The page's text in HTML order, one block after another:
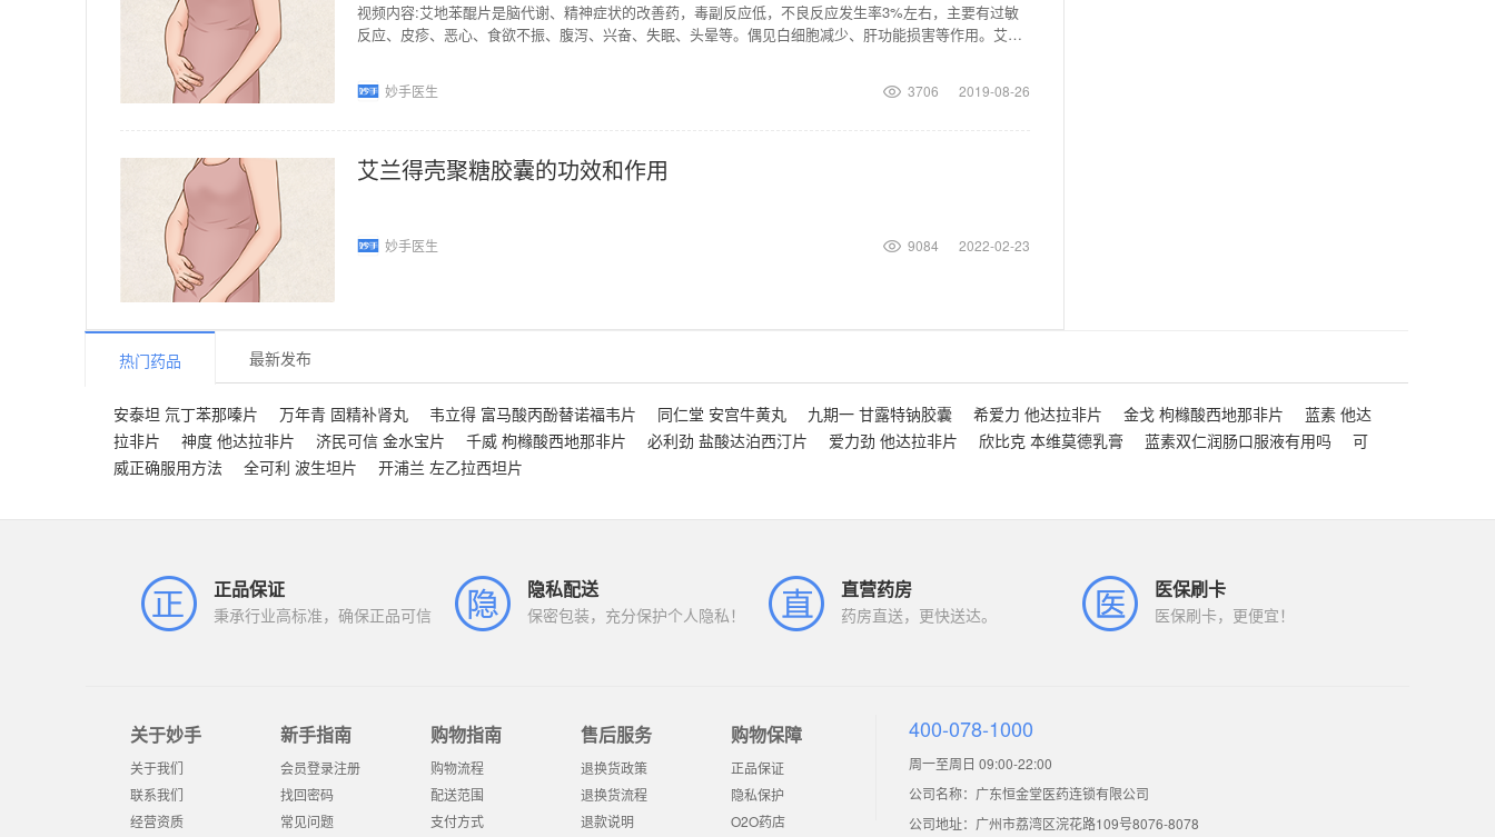
视频内容:艾地苯醌片是脑代谢、精神症状的改善药，毒副反应低，不良反应发生率3%左右，主要有过敏
反应、皮疹、恶心、食欲不振、腹泻、兴奋、失眠、头晕等。偶见白细胞减少、肝功能损害等作用。艾地
妙手医生 3706 2019-08-26
艾兰得壳聚糖胶囊的功效和作用
妙手医生 9084 2022-02-23
热门药品 最新发布
安泰坦 氘丁苯那嗪片 万年青 固精补肾丸 韦立得 富马酸丙酚替诺福韦片 同仁堂 安宫牛黄丸 九期一 甘露特钠胶囊 希爱力 他达拉非片 金戈 枸橼酸西地那非片
蓝素 他达
拉非片
神度 他达拉非片 济民可信 金水宝片 千威 枸橼酸西地那非片 必利劲 盐酸达泊西汀片 爱力劲 他达拉非片 欣比克 本维莫德乳膏 蓝素双仁润肠口服液有用吗
可
威正确服用方法
全可利 波生坦片 开浦兰 左乙拉西坦片
正品保证
秉承行业高标准，确保正品可信
隐私配送
保密包装，充分保护个人隐私！
直营药房
药房直送，更快送达。
医保刷卡
医保刷卡，更便宜！
关于妙手
关于我们
联系我们
经营资质
新手指南
会员登录注册
找回密码
常见问题
购物指南
购物流程
配送范围
支付方式
售后服务
退换货政策
退换货流程
退款说明
购物保障
正品保证
隐私保护
O2O药店
400-078-1000
周一至周日 09:00-22:00
公司名称：广东恒金堂医药连锁有限公司
公司地址：广州市荔湾区浣花路109号8076-8078